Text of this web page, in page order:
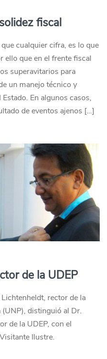
fiscal
cualquier cifra, es lo que
ello que en el frente fiscal
superavitarios para
un manejo técnico y
En algunos casos,
de eventos ajenos […]
de la UDEP
rector de la
distinguió al Dr.
de la UDEP, con el
Ilustre.